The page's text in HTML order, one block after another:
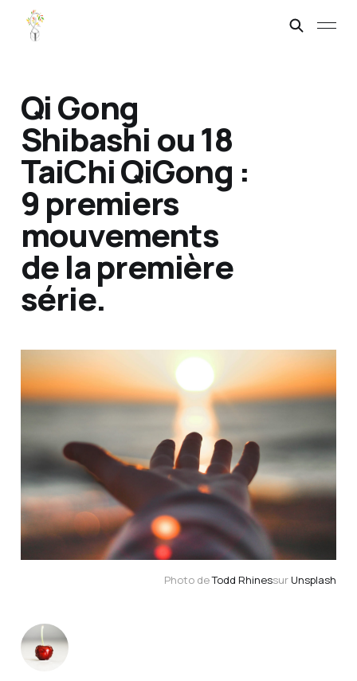
Qi Gong
Shibashi ou 18
TaiChi QiGong :
9 premiers
mouvements
de la première
série.
Photo de Todd Rhinessur Unsplash